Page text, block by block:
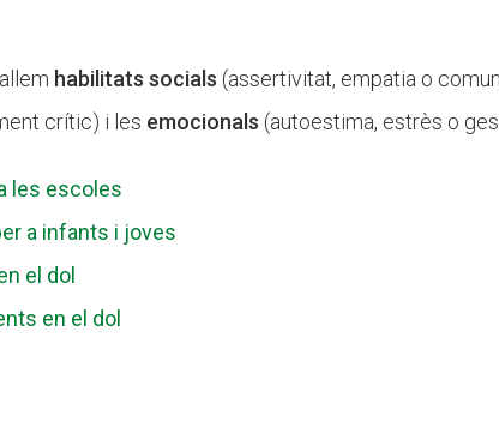
habilitats socials (assertivitat, empatia o
crític) i les emocionals (autoestima, estrès o
les escoles
a infants i joves
el dol
en el dol